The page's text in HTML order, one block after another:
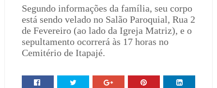
Segundo informações da família, seu corpo
está sendo velado no Salão Paroquial, Rua 2
de Fevereiro (ao lado da Igreja Matriz), e o
sepultamento ocorrerá às 17 horas no
Cemitério de Itapajé.